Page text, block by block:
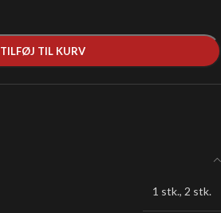
TILFØJ TIL KURV
1 stk., 2 stk.